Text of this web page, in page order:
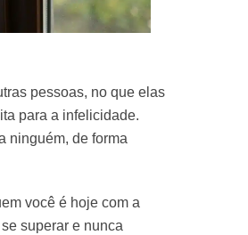
pessoas, no que elas
para a infelicidade.
ninguém, de forma
você é hoje com a
superar e nunca